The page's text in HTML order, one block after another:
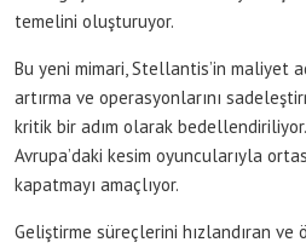
temelini oluşturuyor.
Bu yeni mimari, Stellantis’in maliyet
artırma ve operasyonlarını
kritik bir adım olarak
Avrupa’daki kesim oyuncularıyla
kapatmayı amaçlıyor.
Geliştirme süreçlerini hızlandıran ve